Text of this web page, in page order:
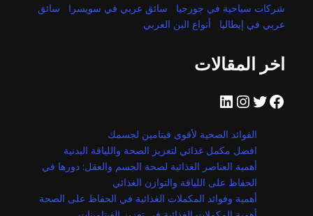
شركات سياحية في جورجيا
سائق عربي في سويسرا
سائق
عربي في إيطاليا
أنواع البن العربي
اخر المقالات
فيسبوك تويتر إنستجرام لينكد إن
الفوائد الصحية لأقوى فيتامين لجسمك
افضل مكمل غذائي لتعزيز الصحة واللياقة البدنية
أهمية العناصر الغذائية لصحة الجسم والعقل: دورها في
الحفاظ على اللياقة والتوازن الغذائي
أهمية وفوائد المكملات الغذائية في الحفاظ على الصحة